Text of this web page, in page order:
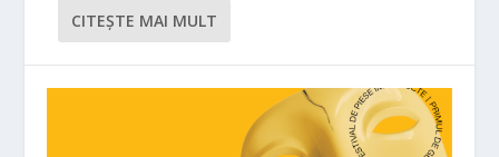
CITEŞTE MAI MULT